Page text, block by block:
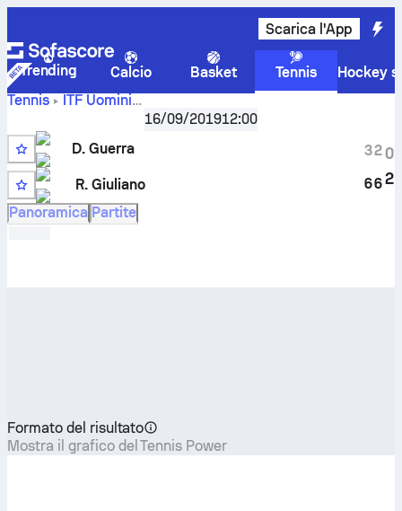
Scarica l'App
Trending Calcio Basket Tennis
Hockey
Tennis
ITF Uomini
Santa Margherita Di Pula, Singles Qualifying M-ITF
Risultati in tempo reale e H2H di
Raffaele Giuliano
16/09/201912:00
D. Guerra
10
R. Giuliano
3
6
2
6
0
2
Panoramica Partite
Formato del risultato
Mostra il grafico del Tennis Power